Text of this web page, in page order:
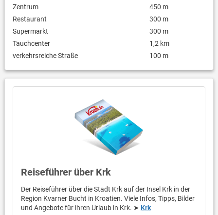
Zentrum
450 m
Restaurant
300 m
Supermarkt
300 m
Tauchcenter
1,2 km
verkehrsreiche Straße
100 m
Reiseführer über Krk
Der Reiseführer über die Stadt Krk auf der Insel Krk in der
Region Kvarner Bucht in Kroatien. Viele Infos, Tipps, Bilder
und Angebote für ihren Urlaub in Krk. ➤ Krk